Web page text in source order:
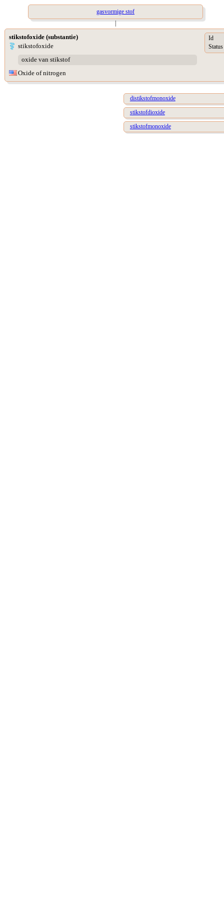
gasvormige stof
|
stikstofoxide (substantie)
stikstofoxide
oxide van stikstof
Oxide of nitrogen
Id
Status
distikstofmonoxide
stikstofdioxide
stikstofmonoxide